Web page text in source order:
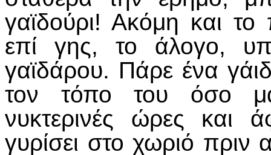
γαϊδούρι! Ακόμη και
επί γης, το άλογο,
γαϊδάρου. Πάρε ένα
τον τόπο του όσο
νυκτερινές ώρες και
γυρίσει στο χωριό